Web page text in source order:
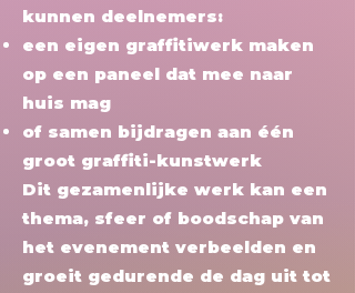
kunnen deelnemers:
een eigen graffitiwerk maken
op een paneel dat mee naar
huis mag
of samen bijdragen aan één
groot graffiti-kunstwerk
Dit gezamenlijke werk kan een
thema, sfeer of boodschap van
het evenement verbeelden en
groeit gedurende de dag uit tot